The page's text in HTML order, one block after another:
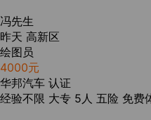
冯先生
昨天 高新区
绘图员
4000元
华邦汽车 认证
经验不限 大专 5人 五险 免费